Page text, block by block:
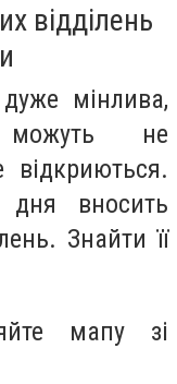
відділень
мінлива,
можуть не
вносить
Знайти її
мапу зі